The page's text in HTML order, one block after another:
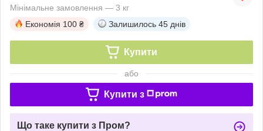
Мінімальне замовлення — 3 кг
Економія 100 ₴ Залишилось 45 днів
Купити
або
Купити з
Що таке купити з Пром?